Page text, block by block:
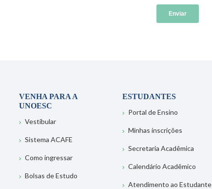
VENHA PARA A
UNOESC
Vestibular
Sistema ACAFE
Como ingressar
Bolsas de Estudo
ESTUDANTES
Portal de Ensino
Minhas inscrições
Secretaria Acadêmica
Calendário Acadêmico
Atendimento ao Estudante